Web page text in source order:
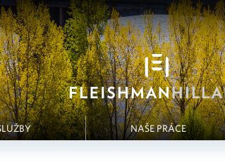
NAŠE PRÁCE